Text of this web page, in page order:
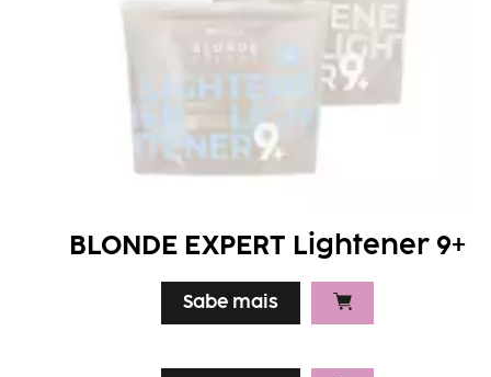
BLONDE EXPERT Lightener 9+
Sabe mais